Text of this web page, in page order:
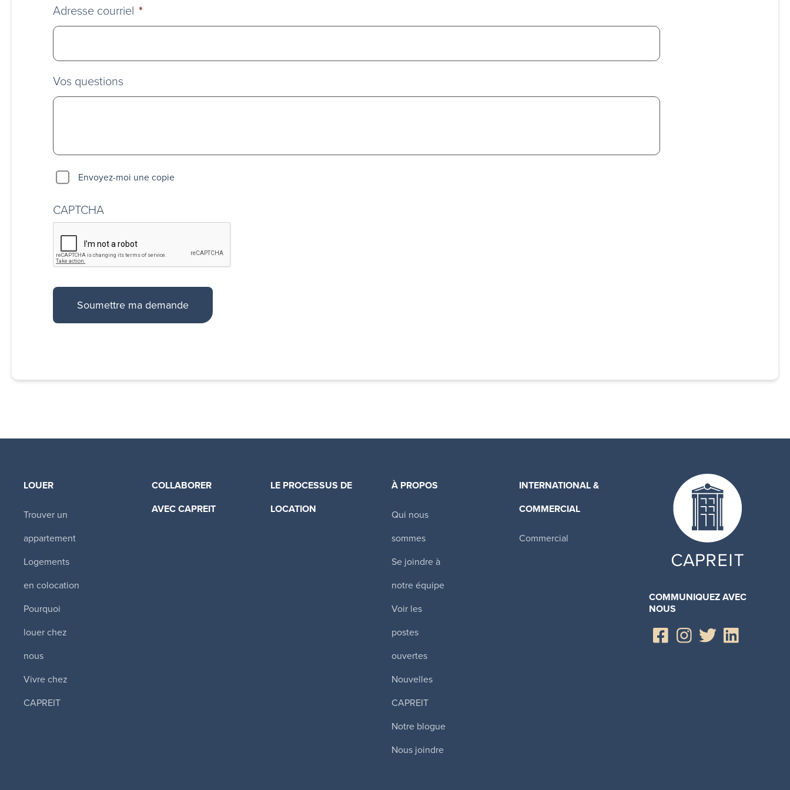
Adresse courriel *
Vos questions
Envoyez-moi une copie
CAPTCHA
LOUER
Trouver un
appartement
Logements
en colocation
Pourquoi
louer chez
nous
Vivre chez
CAPREIT
COLLABORER
AVEC CAPREIT​
LE PROCESSUS DE
LOCATION
À PROPOS
Qui nous
sommes
Se joindre à
notre équipe
Voir les
postes
ouvertes
Nouvelles
CAPREIT
Notre blogue
Nous joindre
INTERNATIONAL &
COMMERCIAL
Commercial
Canadian Apartment Properties REIT
COMMUNIQUEZ AVEC
NOUS